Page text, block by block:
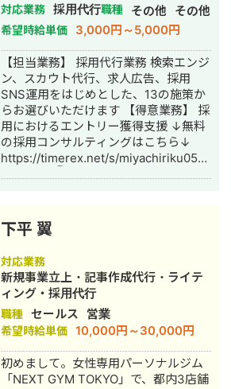
す。 いかなる仕事であれ頂いた仕事に
対して、精神誠意ご対応させて頂きま
数を月8万pvまで拡大。その後1年半の
支援で20万pvまで成長。 検索10位以内
のキーワード数は192語を記録 0→1フ
ェーズでのSEO基盤構築を一貫して支
援 その他、福祉・人材・教育・ライフ
スタイル系メディアでも運用支援実績
あり。 上流の戦略設計から、エンジニ
ア・ライターのディレクションが得意
です。 ▼WEB制作実績 ・専門商社、建
築会社、福祉系施設など実績5社 ▼自
社実績 ・「調布市 放課後デイ」
→SEO:3位 / MEO:1,2位 ・新規利用の
務全般(SEO,ライティング,SNS,WEB制
祉系（補助金関連事業） ・店舗ビジネ
ス 【経歴】 ▼2017年 法政大学 卒業
▼2017年4月～2021年10月 注文住宅
To C営業 ▼2022年2月～2023年7月
株式会社ウィルゲート 入社 ・WEB
200社以上の課題特定と提案） ・SEO
コンサルタントとしてSEO施策の提
対応業務 採用代行職種 その他 その他
希望時給単価 3,000円～5,000円
【担当業務】 採用代行業務 検索エンジ
ン、スカウト代行、求人広告、採用
SNS運用をはじめとした、13の施策か
らお選びいただけます 【得意業務】 採
用におけるエントリー獲得支援 ↓無料
の採用コンサルティングはこちら↓
https://timerex.net/s/
リューション 採用TikTok運用 └企画の
設計〜投稿までトータルで運用をサポ
ート └StockSunにある運用ノウハウ
を最大限に活用し採用獲得に成功 ②介
護・福祉系企業 ライトプラン月10万円
の利用例 支援開始1週間で7応募、1名
採用に成功 ソリューション：スカウト
代行 ＊採用戦略設計〜スカウト送信ま
でサポート ③営業会社 ライトプラン
月10万円の利用例 支援開始1週間で5応
募、営業職1名の採用に成功 ソリュー
下平 翼
対応業務
新規事業立上・記事作成代行・ライテ
ィング・採用代行
職種 セールス 営業
希望時給単価 10,000円～30,000円
初めまして。女性専用パーソナルジム
「NEXT GYM TOKYO」で、都内3店舗